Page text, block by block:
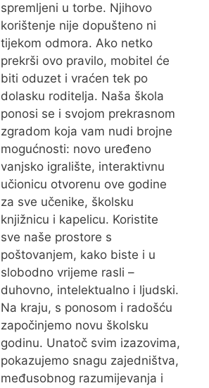
spremljeni u torbe. Njihovo
korištenje nije dopušteno ni
tijekom odmora. Ako netko
prekrši ovo pravilo, mobitel će
biti oduzet i vraćen tek po
dolasku roditelja. Naša škola
ponosi se i svojom prekrasnom
zgradom koja vam nudi brojne
mogućnosti: novo uređeno
vanjsko igralište, interaktivnu
učionicu otvorenu ove godine
za sve učenike, školsku
knjižnicu i kapelicu. Koristite
sve naše prostore s
poštovanjem, kako biste i u
slobodno vrijeme rasli –
duhovno, intelektualno i ljudski.
Na kraju, s ponosom i radošću
započinjemo novu školsku
godinu. Unatoč svim izazovima,
pokazujemo snagu zajedništva,
međusobnog razumijevanja i